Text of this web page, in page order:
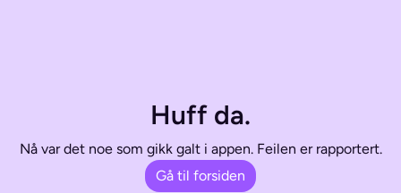
Huff da.
Nå var det noe som gikk galt i appen. Feilen er rapportert.
Gå til forsiden